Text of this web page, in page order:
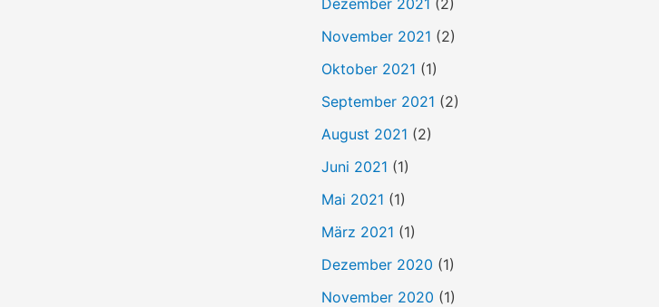
November 2021 (2)
Oktober 2021 (1)
September 2021 (2)
August 2021 (2)
Juni 2021 (1)
Mai 2021 (1)
März 2021 (1)
Dezember 2020 (1)
November 2020 (1)